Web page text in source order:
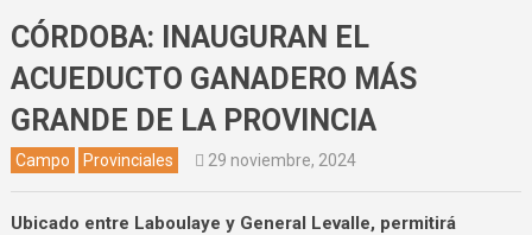
CÓRDOBA: INAUGURAN EL
ACUEDUCTO GANADERO MÁS
GRANDE DE LA PROVINCIA
Campo Provinciales 29 noviembre, 2024
Ubicado entre Laboulaye y General Levalle, permitirá